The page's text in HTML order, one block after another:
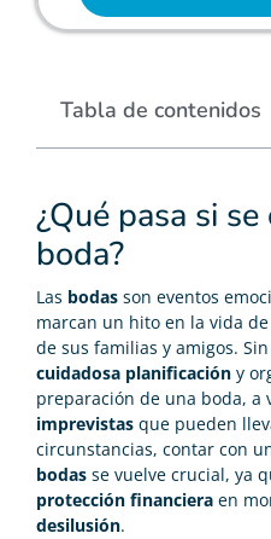
¿Qué pasa si
boda?
Las bodas son eventos
marcan un hito en la vida
de sus familias y amigos.
cuidadosa planificación y
preparación de una boda, a
imprevistas que pueden
circunstancias, contar con
bodas se vuelve crucial, ya
protección financiera en
desilusión.
Tabla de contenidos